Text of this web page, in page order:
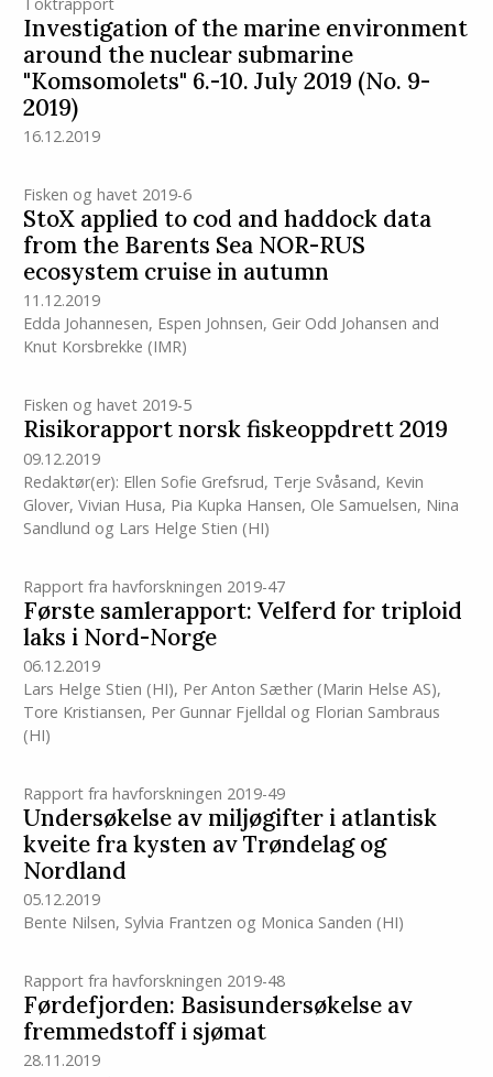
Investigation of the marine environment
around the nuclear submarine
"Komsomolets" 6.-10. July 2019 (No. 9-
2019)
16.12.2019
Fisken og havet 2019-6
StoX applied to cod and haddock data
from the Barents Sea NOR-RUS
ecosystem cruise in autumn
11.12.2019
Edda Johannesen, Espen Johnsen, Geir Odd Johansen and
Knut Korsbrekke (IMR)
Fisken og havet 2019-5
Risikorapport norsk fiskeoppdrett 2019
09.12.2019
Redaktør(er): Ellen Sofie Grefsrud, Terje Svåsand, Kevin
Glover, Vivian Husa, Pia Kupka Hansen, Ole Samuelsen, Nina
Sandlund og Lars Helge Stien (HI)
Rapport fra havforskningen 2019-47
Første samlerapport: Velferd for triploid
laks i Nord-Norge
06.12.2019
Lars Helge Stien (HI), Per Anton Sæther (Marin Helse AS),
Tore Kristiansen, Per Gunnar Fjelldal og Florian Sambraus
(HI)
Rapport fra havforskningen 2019-49
Undersøkelse av miljøgifter i atlantisk
kveite fra kysten av Trøndelag og
Nordland
05.12.2019
Bente Nilsen, Sylvia Frantzen og Monica Sanden (HI)
Rapport fra havforskningen 2019-48
Førdefjorden: Basisundersøkelse av
fremmedstoff i sjømat
28.11.2019